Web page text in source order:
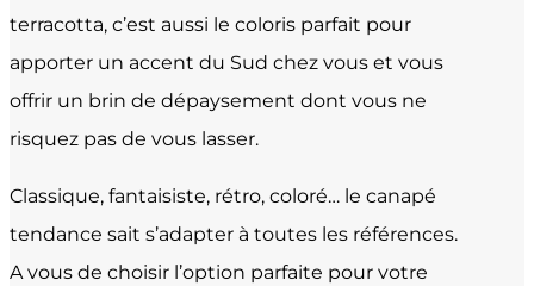
terracotta, c’est aussi le coloris parfait pour
apporter un accent du Sud chez vous et vous
offrir un brin de dépaysement dont vous ne
risquez pas de vous lasser.
Classique, fantaisiste, rétro, coloré… le canapé
tendance sait s’adapter à toutes les références.
A vous de choisir l’option parfaite pour votre